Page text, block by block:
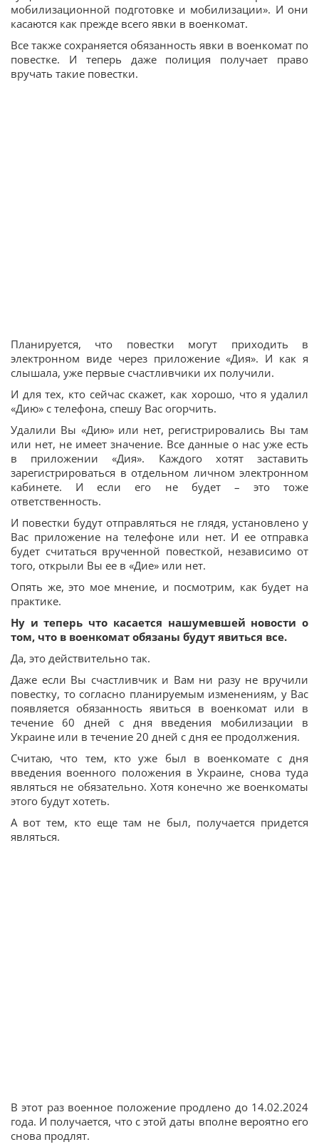
мобилизационной подготовке и мобилизации». И они
касаются как прежде всего явки в военкомат.
Все также сохраняется обязанность явки в военкомат по
повестке. И теперь даже полиция получает право
вручать такие повестки.
Планируется, что повестки могут приходить в
электронном виде через приложение «Дия». И как я
слышала, уже первые счастливчики их получили.
И для тех, кто сейчас скажет, как хорошо, что я удалил
«Дию» с телефона, спешу Вас огорчить.
Удалили Вы «Дию» или нет, регистрировались Вы там
или нет, не имеет значение. Все данные о нас уже есть
в приложении «Дия». Каждого хотят заставить
зарегистрироваться в отдельном личном электронном
кабинете. И если его не будет – это тоже
ответственность.
И повестки будут отправляться не глядя, установлено у
Вас приложение на телефоне или нет. И ее отправка
будет считаться врученной повесткой, независимо от
того, открыли Вы ее в «Дие» или нет.
Опять же, это мое мнение, и посмотрим, как будет на
практике.
Ну и теперь что касается нашумевшей новости о
том, что в военкомат обязаны будут явиться все.
Да, это действительно так.
Даже если Вы счастливчик и Вам ни разу не вручили
повестку, то согласно планируемым изменениям, у Вас
появляется обязанность явиться в военкомат или в
течение 60 дней с дня введения мобилизации в
Украине или в течение 20 дней с дня ее продолжения.
Считаю, что тем, кто уже был в военкомате с дня
введения военного положения в Украине, снова туда
являться не обязательно. Хотя конечно же военкоматы
этого будут хотеть.
А вот тем, кто еще там не был, получается придется
являться.
В этот раз военное положение продлено до 14.02.2024
года. И получается, что с этой даты вполне вероятно его
снова продлят.